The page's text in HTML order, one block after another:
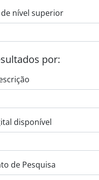
nível superior
por:
disponível
de Pesquisa